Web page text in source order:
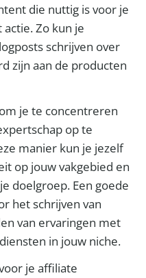
die nuttig is voor je
Zo kun je
schrijven over
zijn aan de producten
je te concentreren
op te
manier kun je jezelf
op jouw vakgebied en
doelgroep. Een goede
het schrijven van
van ervaringen met
in jouw niche.
je affiliate